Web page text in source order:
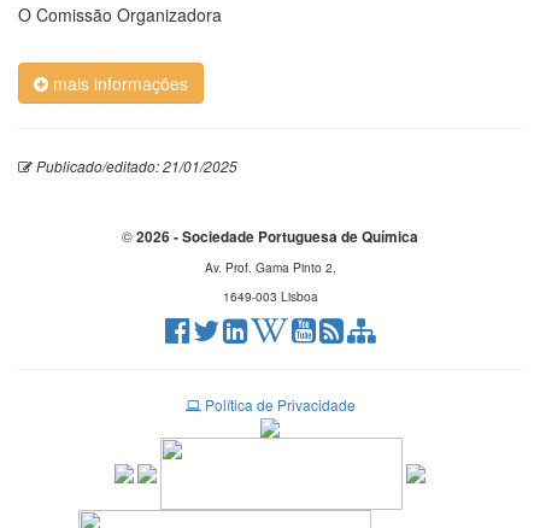
O Comissão Organizadora
mais informações
Publicado/editado: 21/01/2025
©2026 - Sociedade Portuguesa de Química
Av. Prof. Gama Pinto 2,
1649-003 Lisboa
Política de Privacidade